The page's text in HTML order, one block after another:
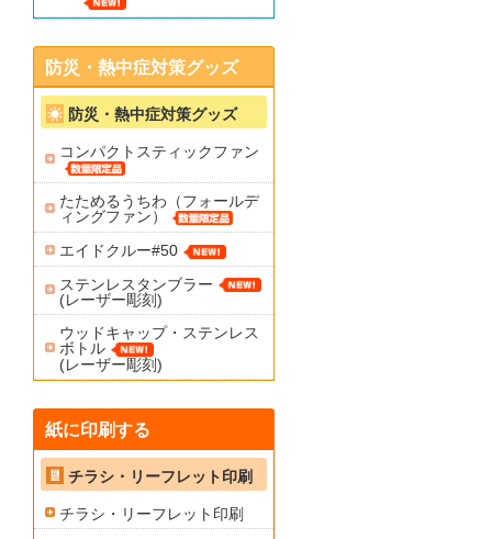
防災・熱中症対策グッズ
防災・熱中症対策グッズ
コンパクトスティックファン
たためるうちわ（フォールデ
ィングファン）
エイドクルー#50
ステンレスタンブラー
(レーザー彫刻)
ウッドキャップ・ステンレス
ボトル
(レーザー彫刻)
紙に印刷する
チラシ・リーフレット印刷
チラシ・リーフレット印刷